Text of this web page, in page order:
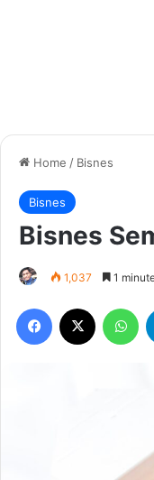
Home / Bisnes
Bisnes
Bisnes
1,037 1
Facebook